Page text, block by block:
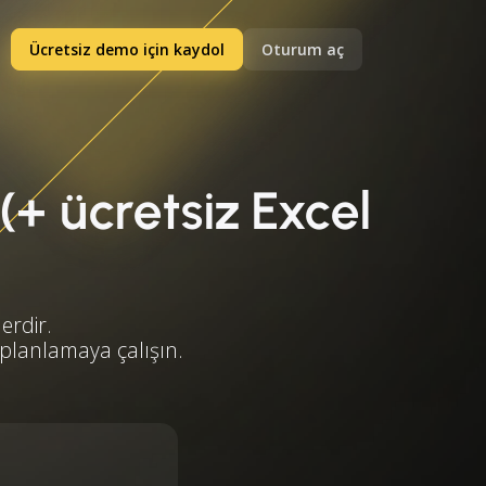
Ücretsiz demo için kaydol Oturum aç
ücretsiz Excel
çalışın.